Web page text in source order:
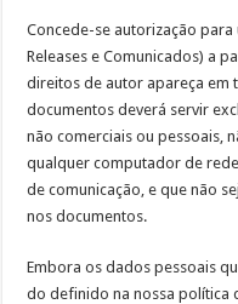
Concede-se autorização
Releases e Comunicados) a
direitos de autor apareça em
documentos deverá servir
não comerciais ou pessoais,
qualquer computador de
de comunicação, e que não
nos documentos.
Embora os dados pessoais
do definido na nossa política